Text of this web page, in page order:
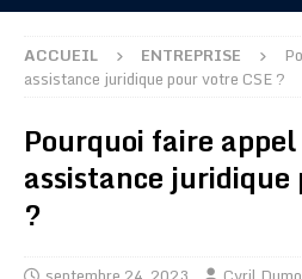
ACCUEIL ENTREPRISE
assistance juridique pour votre CSE ?
Pourquoi faire
assistance juridique
?